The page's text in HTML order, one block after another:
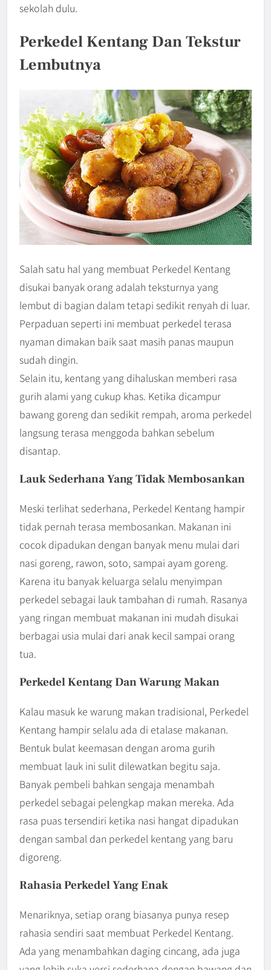
sekolah dulu.
Perkedel Kentang Dan Tekstur
Lembutnya
Salah satu hal yang membuat Perkedel Kentang
disukai banyak orang adalah teksturnya yang
lembut di bagian dalam tetapi sedikit renyah di luar.
Perpaduan seperti ini membuat perkedel terasa
nyaman dimakan baik saat masih panas maupun
sudah dingin.
Selain itu, kentang yang dihaluskan memberi rasa
gurih alami yang cukup khas. Ketika dicampur
bawang goreng dan sedikit rempah, aroma perkedel
langsung terasa menggoda bahkan sebelum
disantap.
Lauk Sederhana Yang Tidak Membosankan
Meski terlihat sederhana, Perkedel Kentang hampir
tidak pernah terasa membosankan. Makanan ini
cocok dipadukan dengan banyak menu mulai dari
nasi goreng, rawon, soto, sampai ayam goreng.
Karena itu banyak keluarga selalu menyimpan
perkedel sebagai lauk tambahan di rumah. Rasanya
yang ringan membuat makanan ini mudah disukai
berbagai usia mulai dari anak kecil sampai orang
tua.
Perkedel Kentang Dan Warung Makan
Kalau masuk ke warung makan tradisional, Perkedel
Kentang hampir selalu ada di etalase makanan.
Bentuk bulat keemasan dengan aroma gurih
membuat lauk ini sulit dilewatkan begitu saja.
Banyak pembeli bahkan sengaja menambah
perkedel sebagai pelengkap makan mereka. Ada
rasa puas tersendiri ketika nasi hangat dipadukan
dengan sambal dan perkedel kentang yang baru
digoreng.
Rahasia Perkedel Yang Enak
Menariknya, setiap orang biasanya punya resep
rahasia sendiri saat membuat Perkedel Kentang.
Ada yang menambahkan daging cincang, ada juga